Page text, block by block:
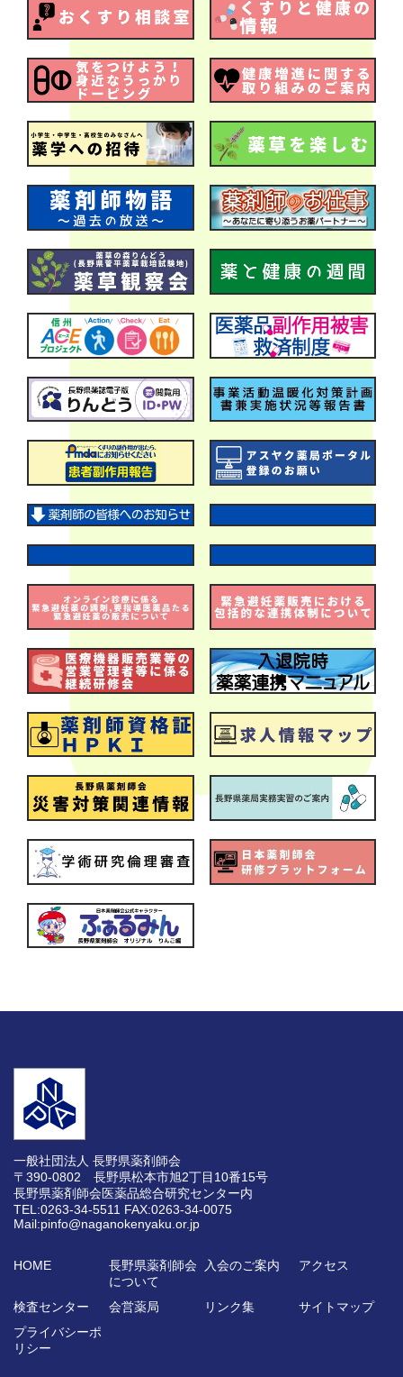
一般社団法人 長野県薬剤師会
〒390-0802 長野県松本市旭2丁目10番15号
長野県薬剤師会医薬品総合研究センター内
TEL:0263-34-5511 FAX:0263-34-0075
Mail:pinfo@naganokenyaku.or.jp
HOME
長野県薬剤師会
について
入会のご案内 アクセス
検査センター 会営薬局 リンク集
サイトマップ
プライバシーポ
リシー